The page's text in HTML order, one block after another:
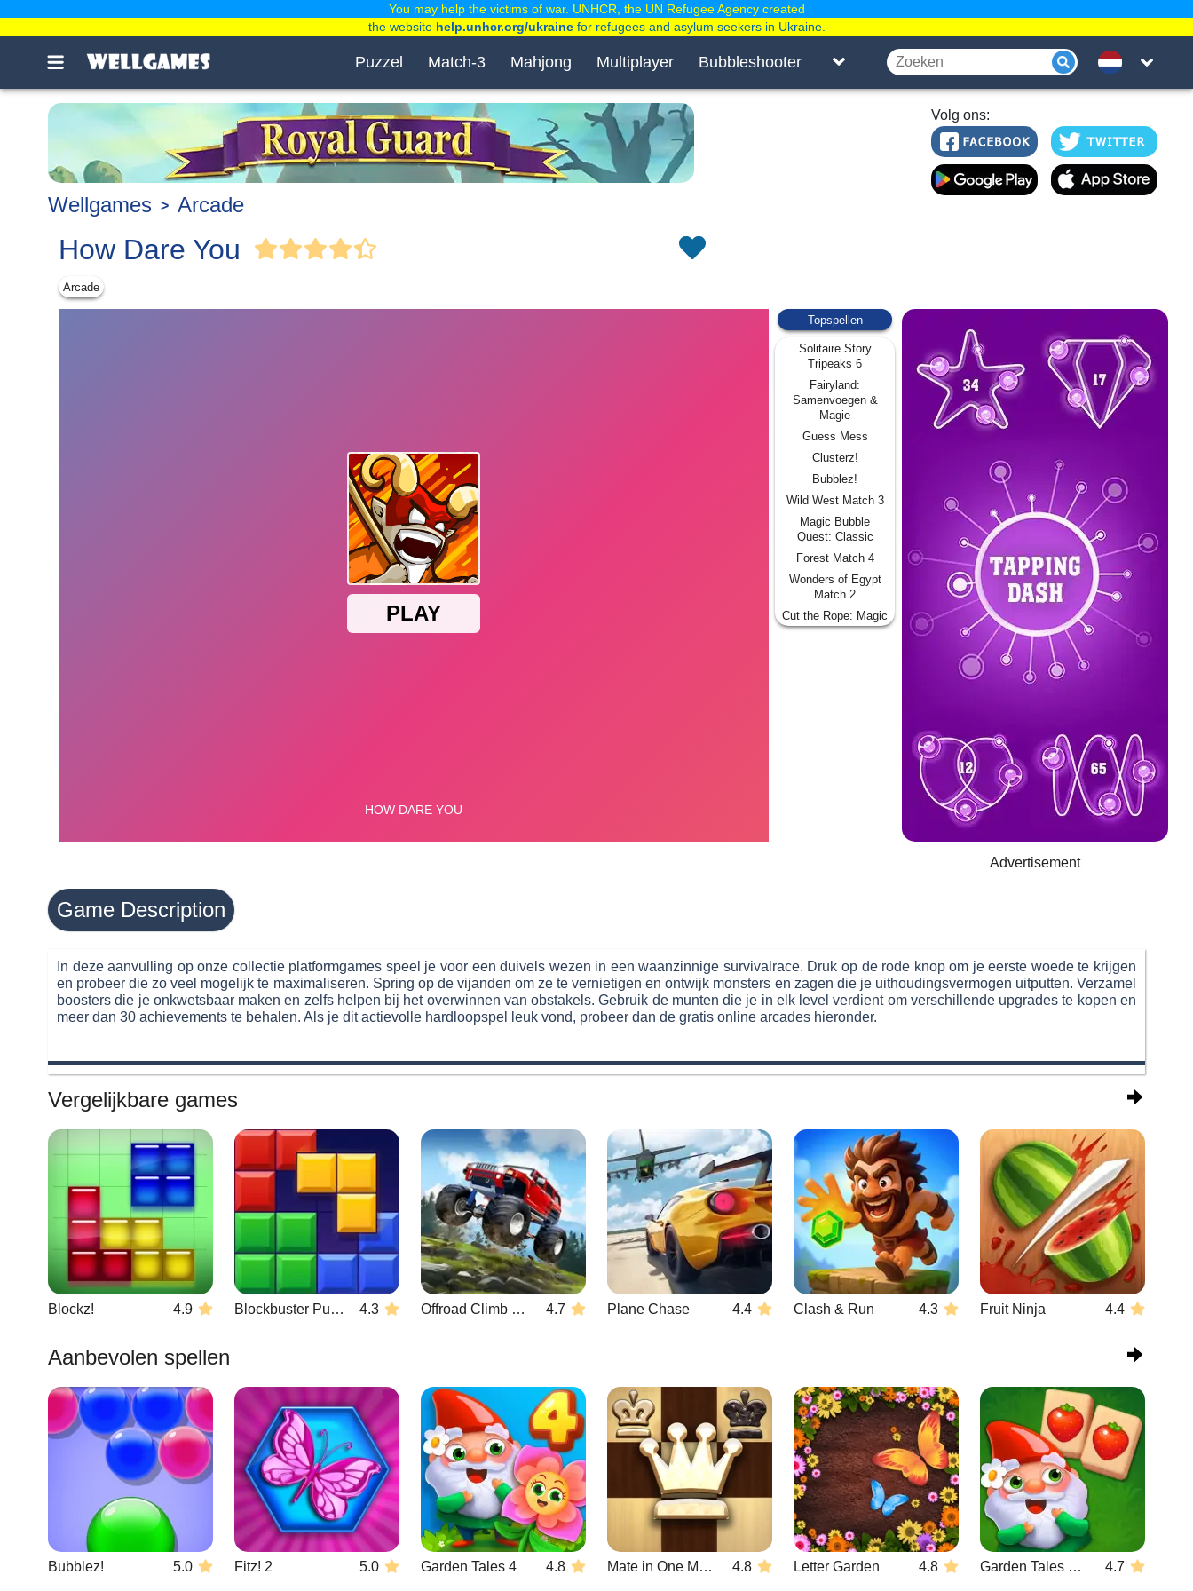
Puzzel Match-3 Mahjong Multiplayer Bubbleshooter
Volg ons:
Wellgames Arcade
How Dare You
Arcade
Topspellen
Solitaire Story
Tripeaks 6
Fairyland:
Samenvoegen &
Magie
Guess Mess
Clusterz!
Bubblez!
Wild West Match 3
Magic Bubble
Quest: Classic
Forest Match 4
Wonders of Egypt
Match 2
Cut the Rope: Magic
Advertisement
Game Description
In deze aanvulling op onze collectie platformgames speel je voor een duivels wezen in een waanzinnige survivalrace. Druk op de rode knop om je eerste woede te krijgen
en probeer die zo veel mogelijk te maximaliseren. Spring op de vijanden om ze te vernietigen en ontwijk monsters en zagen die je uithoudingsvermogen uitputten. Verzamel
boosters die je onkwetsbaar maken en zelfs helpen bij het overwinnen van obstakels. Gebruik de munten die je in elk level verdient om verschillende upgrades te kopen en
meer dan 30 achievements te behalen. Als je dit actievolle hardloopspel leuk vond, probeer dan de gratis online arcades hieronder.
Vergelijkbare games
Blockz! 4.9 Blockbuster Puzzle 4.3 Offroad Climb 4x4 4.7 Plane Chase 4.4 Clash & Run 4.3 Fruit Ninja 4.4
Aanbevolen spellen
Bubblez! 5.0 Fitz! 2 5.0 Garden Tales 4 4.8 Mate in One Move 4.8 Letter Garden 4.8 Garden Tales Mahjong 4.7
You may help the victims of war. UNHCR, the UN Refugee Agency created
the website help.unhcr.org/ukrainefor refugees and asylum seekers in Ukraine.